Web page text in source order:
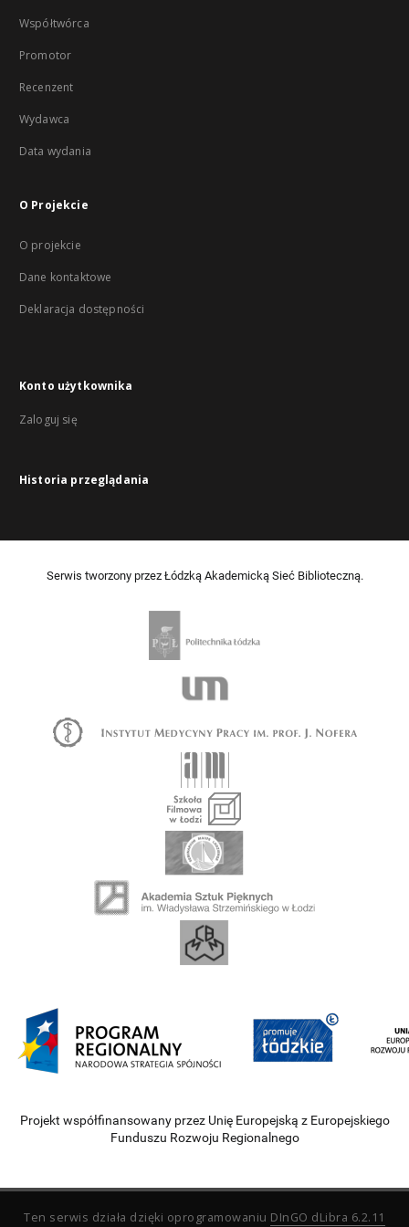
Współtwórca
Promotor
Recenzent
Wydawca
Data wydania
O Projekcie
O projekcie
Dane kontaktowe
Deklaracja dostępności
Konto użytkownika
Zaloguj się
Historia przeglądania
Serwis tworzony przez Łódzką Akademicką Sieć Biblioteczną.
Projekt współfinansowany przez Unię Europejską z Europejskiego
Funduszu Rozwoju Regionalnego
Ten serwis działa dzięki oprogramowaniu DInGO dLibra 6.2.11